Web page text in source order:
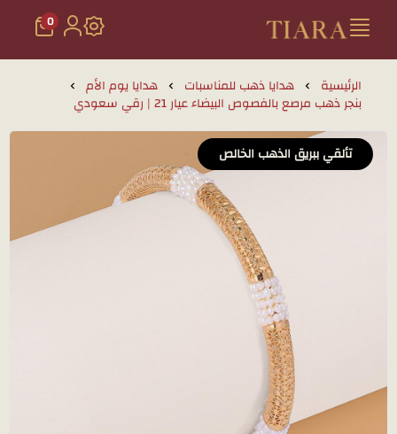
تيارا للذهب والمجوهرات
0
الرئيسية هدايا ذهب للمناسبات هدايا يوم الأم
بنجر ذهب مرصع بالفصوص البيضاء عيار 21 | رقي سعودي
تألقي ببريق الذهب الخالص